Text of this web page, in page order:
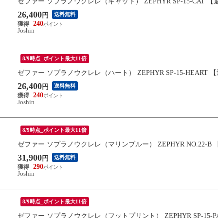
26,400 円 送料無料
240
Joshin
8/9時点_ポイント最大11倍
ゼファー ソプラノウクレレ（ハート） ZEPHYR SP-15-HEART
26,400 円 送料無料
240
Joshin
8/9時点_ポイント最大11倍
ゼファー ソプラノウクレレ（マリンブルー） ZEPHYR NO.22-B
31,900 円 送料無料
290
Joshin
8/9時点_ポイント最大11倍
ゼファー ソプラノウクレレ（フットプリント） ZEPHYR SP-15-